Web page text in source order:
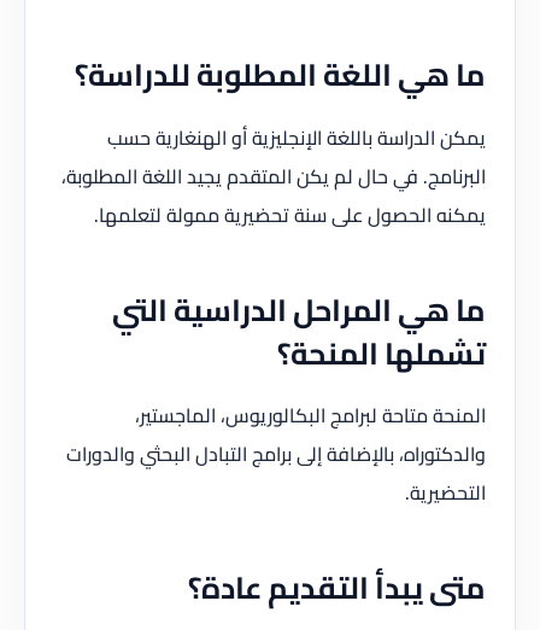
ما هي اللغة المطلوبة للدراسة؟
يمكن الدراسة باللغة الإنجليزية أو الهنغارية حسب
البرنامج. في حال لم يكن المتقدم يجيد اللغة المطلوبة،
يمكنه الحصول على سنة تحضيرية ممولة لتعلمها.
ما هي المراحل الدراسية التي
تشملها المنحة؟
المنحة متاحة لبرامج البكالوريوس، الماجستير،
والدكتوراه، بالإضافة إلى برامج التبادل البحثي والدورات
التحضيرية.
متى يبدأ التقديم عادة؟